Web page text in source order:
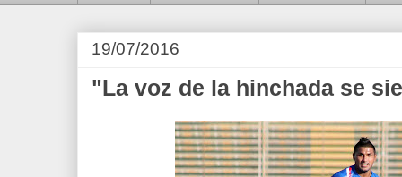
19/07/2016
"La voz de la hinchada se